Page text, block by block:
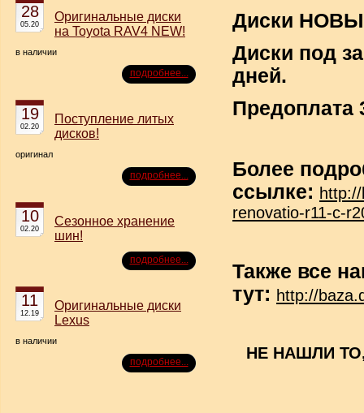
Диски
Диски под
дней.
Предоплата
Более
ссылке:
renovatio-r11-c-
Также все
тут: http://
НЕ НАШЛИ
28
05.20
Оригинальные диски
на Toyota RAV4 NEW!
в наличии
подробнее...
19
02.20
Поступление литых
дисков!
оригинал
подробнее...
10
02.20
Сезонное хранение
шин!
подробнее...
11
12.19
Оригинальные диски
Lexus
в наличии
подробнее...